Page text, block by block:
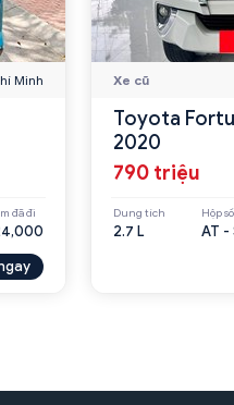
Minh
đã đi
Xe cũ
Toyota
2020
790 triệu
Dung tích
2.7 L
Hộp số
AT -